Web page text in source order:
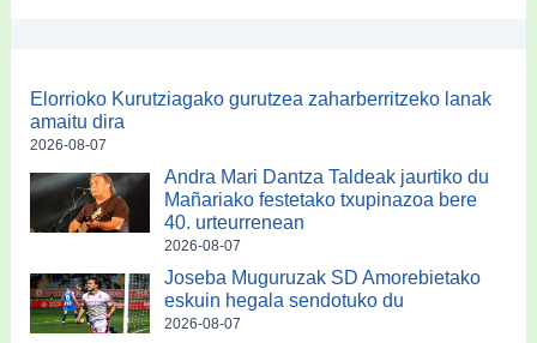
Elorrioko Kurutziagako gurutzea zaharberritzeko lanak
amaitu dira
2026-08-07
Andra Mari Dantza Taldeak jaurtiko du
Mañariako festetako txupinazoa bere
40. urteurrenean
2026-08-07
Joseba Muguruzak SD Amorebietako
eskuin hegala sendotuko du
2026-08-07